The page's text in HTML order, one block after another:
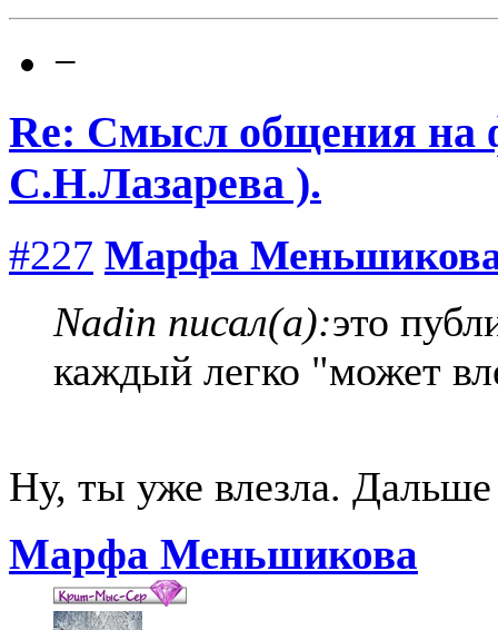
−
Re: Смысл общения на
С.Н.Лазарева ).
#227 Марфа
Nadin писал(а):это
каждый легко "может
Ну, ты уже влезла. Дальше
Марфа Меньшикова